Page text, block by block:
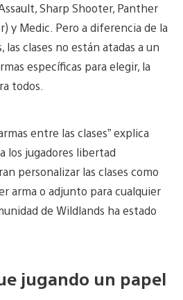
Sharp Shooter, Panther
y Medic. Pero a diferencia de la
las clases no están atadas a un
específicas para elegir, la
todos.
entre las clases” explica
los jugadores libertad
personalizar las clases como
arma o adjunto para cualquier
de Wildlands ha estado
jugando un papel